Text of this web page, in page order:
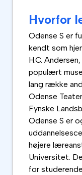
Hvorfor
Odense S er
kendt som
H.C.
populært
lang række
Odense
Fynske
Odense S er
højere
Universitet.
for